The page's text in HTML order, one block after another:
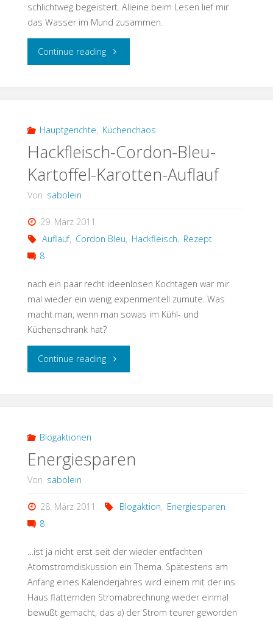
schlichtweg begeistert. Alleine beim Lesen lief mir
das Wasser im Mund zusammen.
Continue reading"Wurstwickel"
Hauptgerichte, Küchenchaos
Hackfleisch-Cordon-Bleu-
Kartoffel-Karotten-Auflauf
Von sabolein
29. März 2011
Auflauf, Cordon Bleu, Hackfleisch, Rezept
8
nach ein paar recht ideenlosen Kochtagen war mir
mal wieder ein wenig experimentell zumute. Was
macht man, wenn man sowas im Kühl- und
Küchenschrank hat?
Continue reading"Hackfleisch-
Karotten-
Blogaktionen
Energiesparen
Von sabolein
28. März 2011 Blogaktion, Energiesparen
8
…ist ja nicht erst seit der wieder entfachten
Atomstromdiskussion ein Thema. Spätestens am
Anfang eines Kalenderjahres wird einem mit der ins
Haus flatternden Stromabrechnung wieder einmal
bewußt gemacht, das a) der Strom teurer geworden